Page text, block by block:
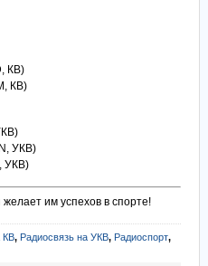
КВ)
КВ)
УКВ)
УКВ)
им успехов в спорте!
КВ, Радиосвязь на УКВ, Радиоспорт,